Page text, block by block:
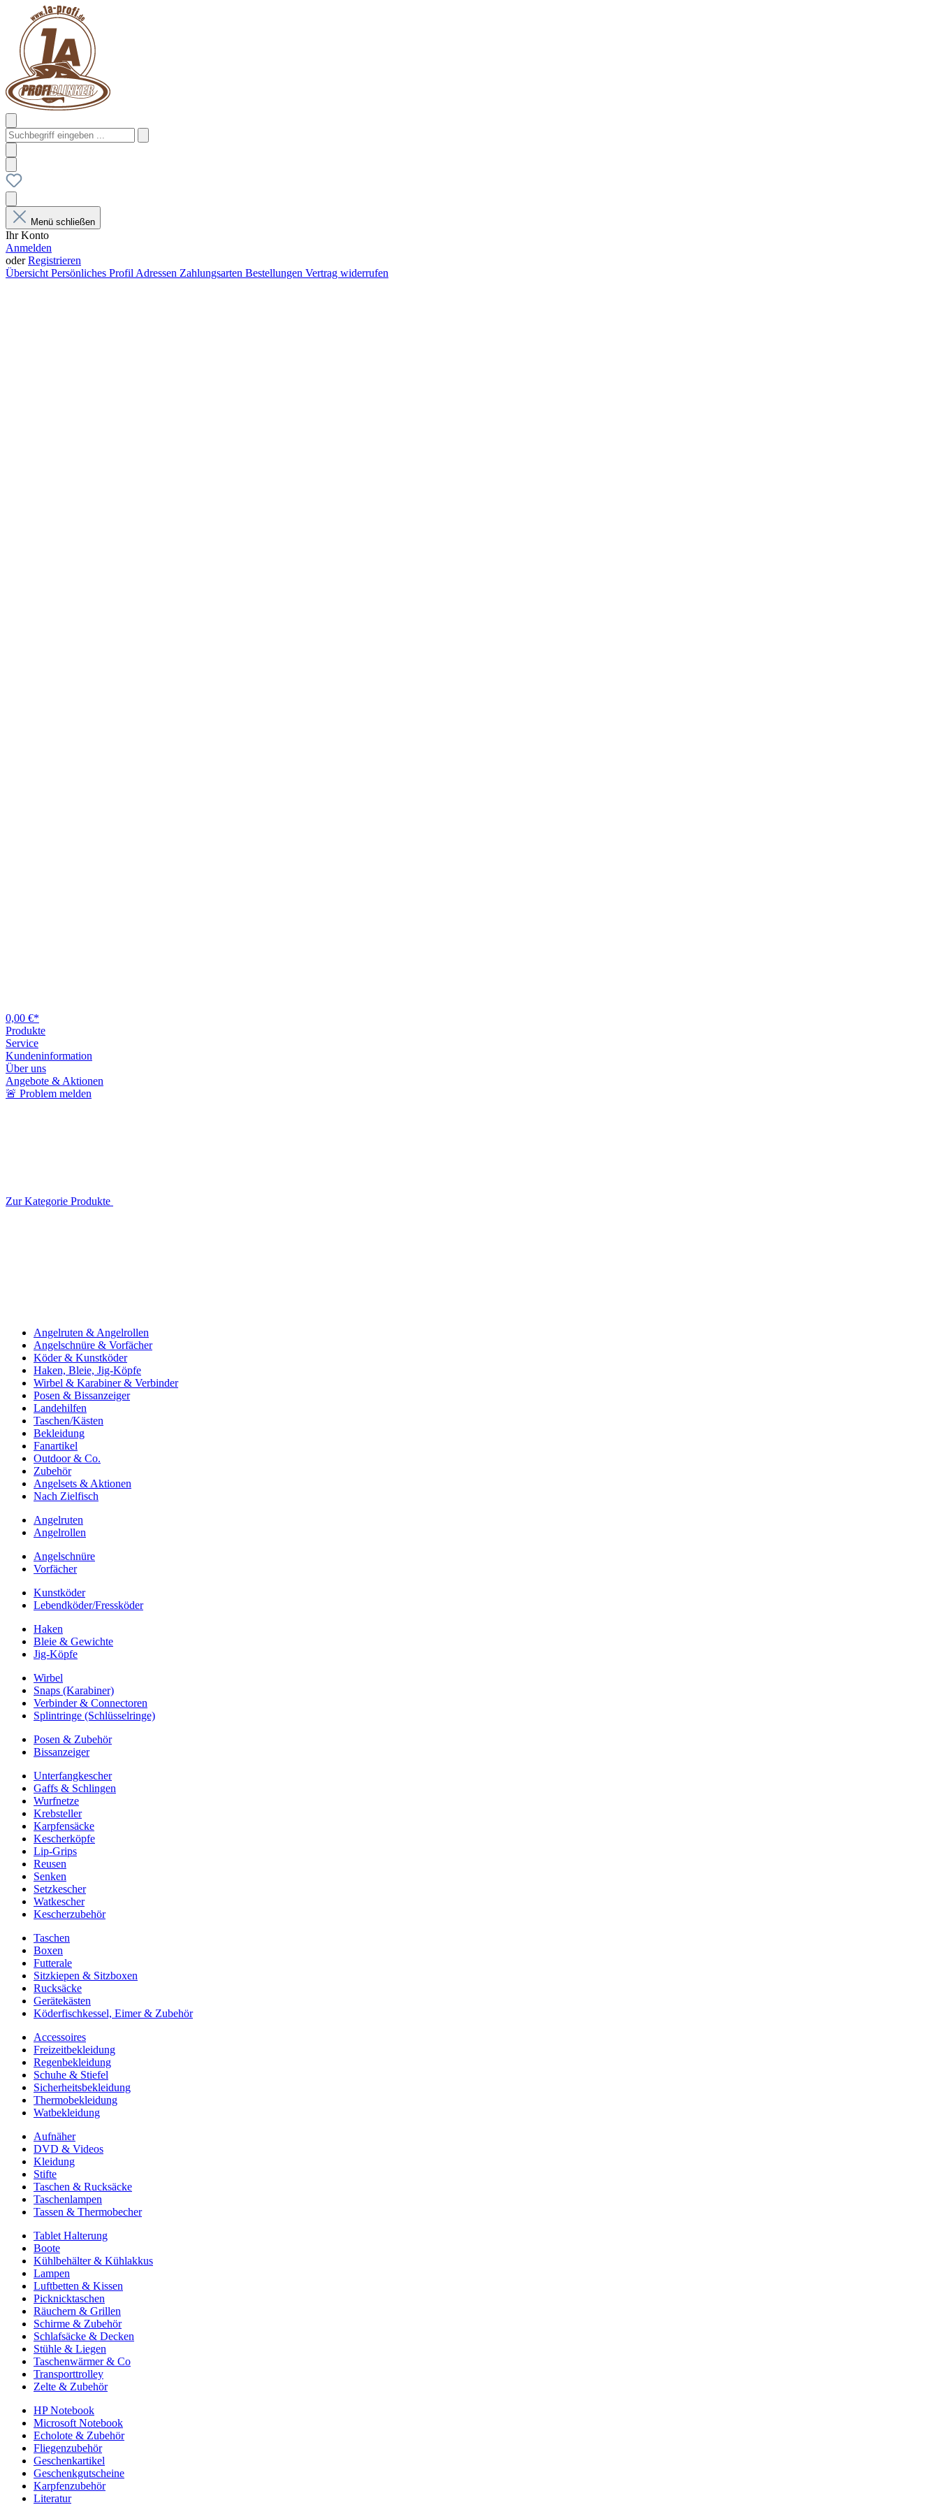
Menü schließen
Ihr Konto
Anmelden
oderRegistrieren
Übersicht Persönliches Profil Adressen Zahlungsarten Bestellungen Vertrag widerrufen
0,00 €*
Produkte
Service
Kundeninformation
Über uns
Angebote & Aktionen
🚨 Problem melden
Zur Kategorie Produkte
Angelruten & Angelrollen
Angelschnüre & Vorfächer
Köder & Kunstköder
Haken, Bleie, Jig-Köpfe
Wirbel & Karabiner & Verbinder
Posen & Bissanzeiger
Landehilfen
Taschen/Kästen
Bekleidung
Fanartikel
Outdoor & Co.
Zubehör
Angelsets & Aktionen
Nach Zielfisch
Angelruten
Angelrollen
Angelschnüre
Vorfächer
Kunstköder
Lebendköder/Fressköder
Haken
Bleie & Gewichte
Jig-Köpfe
Wirbel
Snaps (Karabiner)
Verbinder & Connectoren
Splintringe (Schlüsselringe)
Posen & Zubehör
Bissanzeiger
Unterfangkescher
Gaffs & Schlingen
Wurfnetze
Krebsteller
Karpfensäcke
Kescherköpfe
Lip-Grips
Reusen
Senken
Setzkescher
Watkescher
Kescherzubehör
Taschen
Boxen
Futterale
Sitzkiepen & Sitzboxen
Rucksäcke
Gerätekästen
Köderfischkessel, Eimer & Zubehör
Accessoires
Freizeitbekleidung
Regenbekleidung
Schuhe & Stiefel
Sicherheitsbekleidung
Thermobekleidung
Watbekleidung
Aufnäher
DVD & Videos
Kleidung
Stifte
Taschen & Rucksäcke
Taschenlampen
Tassen & Thermobecher
Tablet Halterung
Boote
Kühlbehälter & Kühlakkus
Lampen
Luftbetten & Kissen
Picknicktaschen
Räuchern & Grillen
Schirme & Zubehör
Schlafsäcke & Decken
Stühle & Liegen
Taschenwärmer & Co
Transporttrolley
Zelte & Zubehör
HP Notebook
Microsoft Notebook
Echolote & Zubehör
Fliegenzubehör
Geschenkartikel
Geschenkgutscheine
Karpfenzubehör
Literatur